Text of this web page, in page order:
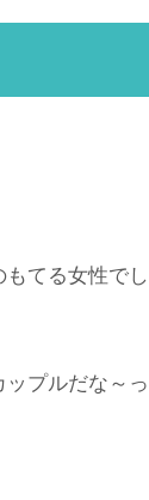
てる女性でし
プルだな～っ